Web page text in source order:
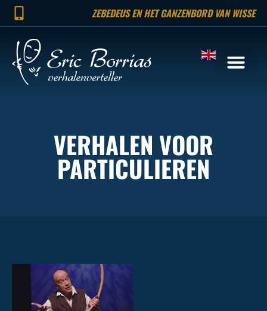
ZEBEDEUS EN HET GANZENBORD VAN WISSE
VERHALEN VOOR
PARTICULIEREN